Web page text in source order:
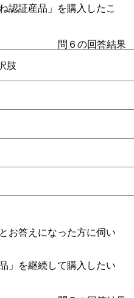
認証産品」を購入したこ
問６の回答結果
肢
お答えになった方に伺い
」を継続して購入したい